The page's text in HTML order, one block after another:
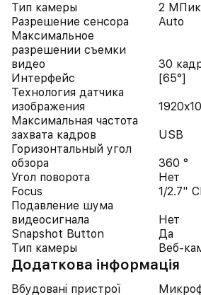
Тип камеры
2
Разрешение сенсора
Auto
Максимальное
разрешении съемки
видео
30
Интерфейс
[65°]
Технология датчика
изображения
Максимальная частота
захвата кадров
USB
Горизонтальный угол
обзора
360 °
Угол поворота
Нет
Focus
1/2.7"
Подавление шума
видеосигнала
Нет
Snapshot Button
Да
Тип камеры
Веб-
Додаткова інформація
Вбудовані пристрої